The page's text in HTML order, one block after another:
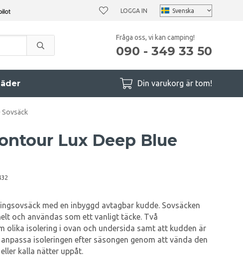
LOGGA IN
Fråga oss, vi kan camping!
090 - 349 33 50
Din varukorg är tom!
Lux Deep Blue
med en inbyggd avtagbar kudde. Sovsäcken
och användas som ett vanligt täcke. Två
olika isolering i ovan och undersida samt att kudden är
isoleringen efter säsongen genom att vända den
kalla nätter uppåt.